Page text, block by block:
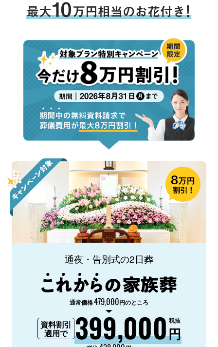
通夜・告別式の2日葬
通常価格479,000円のところ
資料割引
適用で
399,000円
税抜